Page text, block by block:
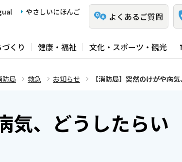
やさしいにほんご よくあるご質問
くり 健康・福祉 文化・スポーツ・観光
防局 救急 お知らせ 【消防局】突然のけがや病
気、どうしたらい